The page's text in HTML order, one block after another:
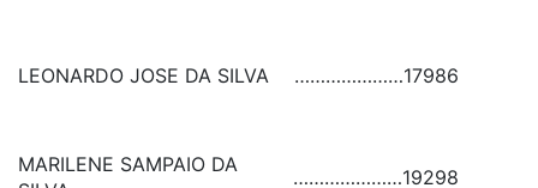
LEONARDO JOSE DA SILVA …………………17986
MARILENE SAMPAIO DA
…………………19298